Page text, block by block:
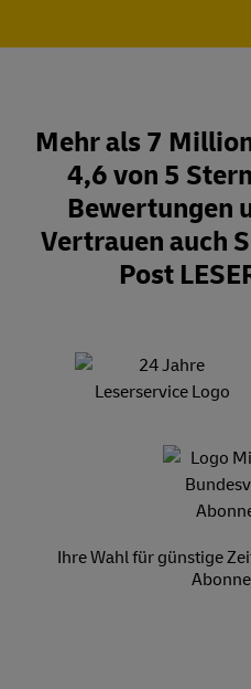
Mehr als 7
4,6 von 5
Bewertungen
Vertrauen auch
Post
Ihre Wahl für günstige